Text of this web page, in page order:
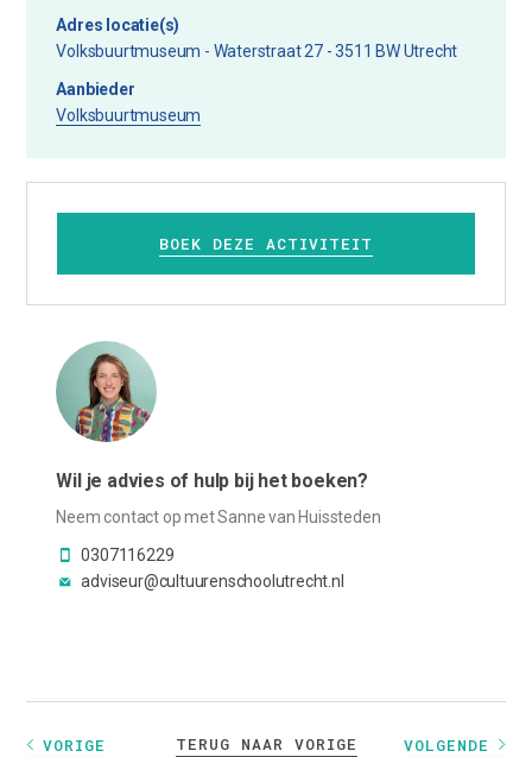
Adres locatie(s)
Volksbuurtmuseum - Waterstraat 27 - 3511 BW Utrecht
Aanbieder
Volksbuurtmuseum
BOEK DEZE ACTIVITEIT
Wil je advies of hulp bij het boeken?
Neem contact op met Sanne van Huissteden
0307116229
adviseur@cultuurenschoolutrecht.nl
VORIGE TERUG NAAR VORIGE VOLGENDE